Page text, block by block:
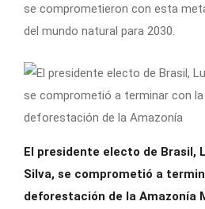
se comprometieron con esta
del mundo natural para 2030.
El presidente electo de Brasil,
Silva, se comprometió a
deforestación de la Amazonía